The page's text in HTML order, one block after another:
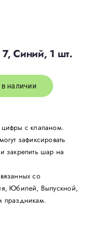
Синий, 1 шт.
в наличии
с клапаном.
зафиксировать
закрепить шар на
со
Юбилей, Выпускной,
праздникам.